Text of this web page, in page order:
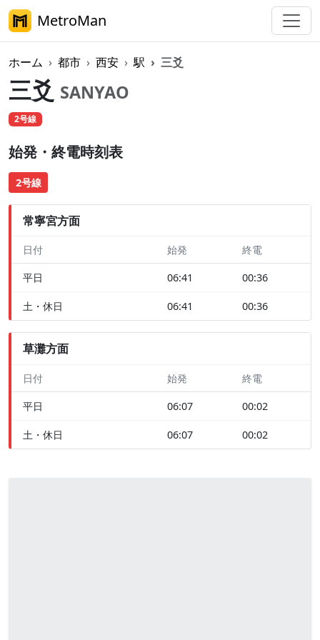
MetroMan
ホーム 都市 西安 駅 三爻
三爻 SANYAO
2号線
始発・終電時刻表
2号線
常寧宮方面
日付 始発 終電
平日 06:41 00:36
土・休日 06:41 00:36
草灘方面
日付 始発 終電
平日 06:07 00:02
土・休日 06:07 00:02